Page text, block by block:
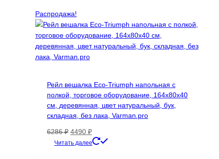
выбрать
на
странице
Распродажа!
Рейл вешалка Eco-Triumph напольная с
полкой, торговое оборудование, 164х80х40
см, деревянная, цвет натуральный, бук,
складная, без лака, Varman.pro
6286₽ Первоначальная
цена
4490 ₽Текущая
цена:
Читать далее